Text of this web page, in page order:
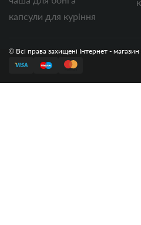
капсули для куріння
© Всі права захищені Інтернет -